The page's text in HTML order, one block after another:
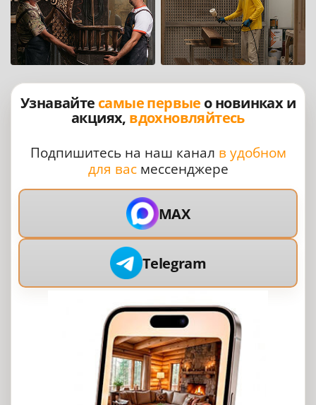
Узнавайте самые первые о новинках и
акциях, вдохновляйтесь
Подпишитесь на наш канал в удобном
для васмессенджере
MAX
Telegram